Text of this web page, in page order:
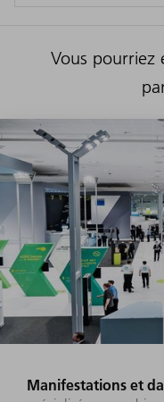
Vous pourriez
Manifestations et